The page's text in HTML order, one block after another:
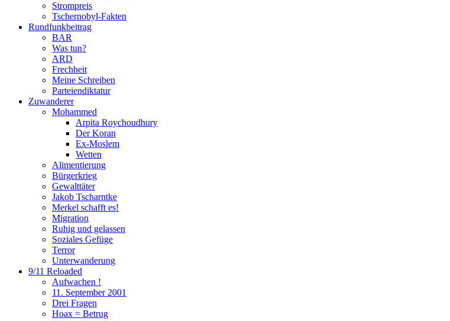
Strompreis
Tschernobyl-Fakten
Rundfunkbeitrag
BAR
Was tun?
ARD
Frechheit
Meine Schreiben
Parteiendiktatur
Zuwanderer
Mohammed
Arpita Roychoudhury
Der Koran
Ex-Moslem
Wetten
Alimentierung
Bürgerkrieg
Gewalttäter
Jakob Tscharntke
Merkel schafft es!
Migration
Ruhig und gelassen
Soziales Gefüge
Terror
Unterwanderung
9/11 Reloaded
Aufwachen !
11. September 2001
Drei Fragen
Hoax = Betrug